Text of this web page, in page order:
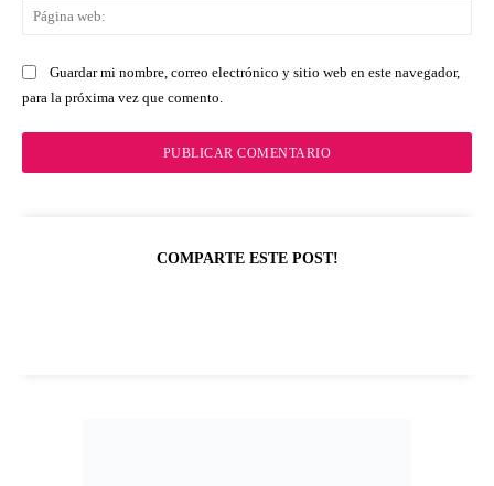
Guardar mi nombre, correo electrónico y sitio web en este navegador,
para la próxima vez que comento.
COMPARTE ESTE POST!